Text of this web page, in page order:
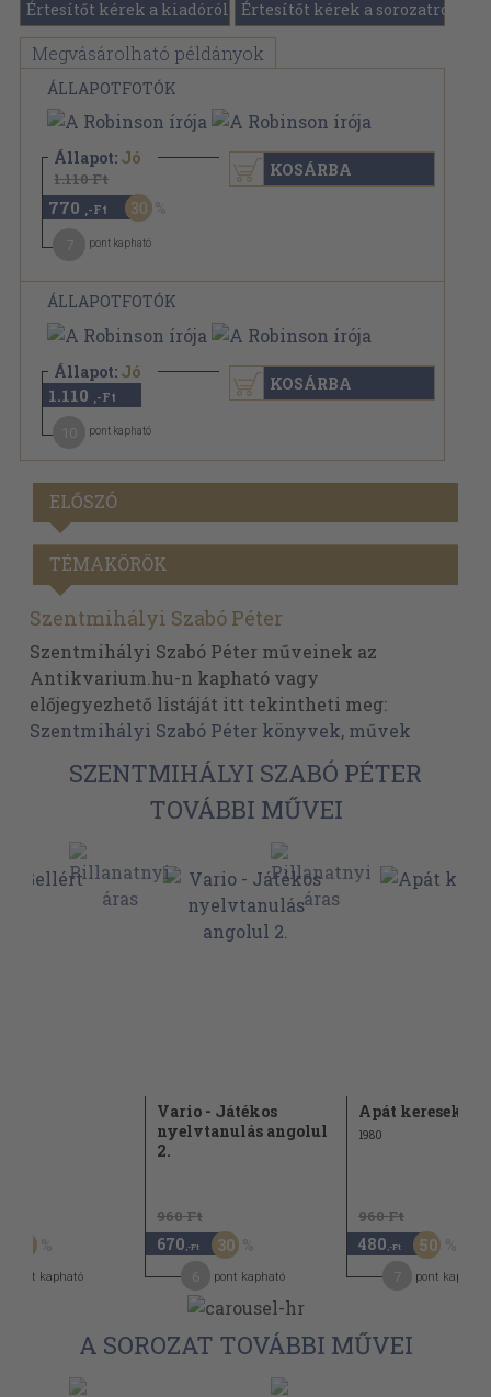
Értesítőt kérek a kiadóról Értesítőt kérek a sorozatról
Megvásárolható példányok
ÁLLAPOTFOTÓK
Állapot: Jó
1.110 Ft
770 ,-Ft 30
pont kapható
KOSÁRBA
ÁLLAPOTFOTÓK
Állapot: Jó
1.110 ,-Ft
pont kapható
KOSÁRBA
ELŐSZÓ
TÉMAKÖRÖK
Szentmihályi Szabó Péter
Szentmihályi Szabó Péter műveinek az
Antikvarium.hu-n kapható vagy
előjegyezhető listáját itt tekintheti meg:
Szentmihályi Szabó Péter könyvek, művek
SZENTMIHÁLYI SZABÓ PÉTER
TOVÁBBI MŰVEI
pont kapható
Vario - Játékos
nyelvtanulás angolul
2.
960 Ft
670 ,-Ft 30
pont kapható
Apát keresek
1980
960 Ft
480 ,-Ft 50
pont kapható
A SOROZAT TOVÁBBI MŰVEI